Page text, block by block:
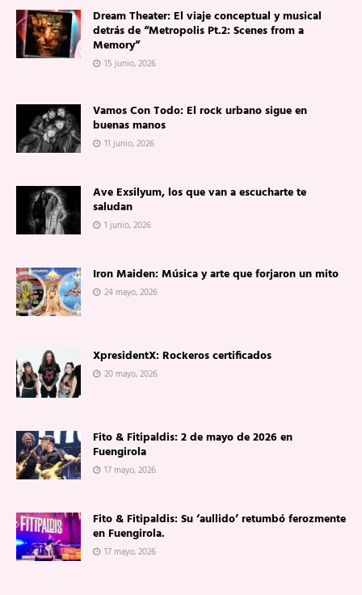
Dream Theater: El viaje conceptual y musical
detrás de “Metropolis Pt.2: Scenes from a
Memory”
15 junio, 2026
Vamos Con Todo: El rock urbano sigue en
buenas manos
11 junio, 2026
Ave Exsilyum, los que van a escucharte te
saludan
1 junio, 2026
Iron Maiden: Música y arte que forjaron un mito
24 mayo, 2026
XpresidentX: Rockeros certificados
20 mayo, 2026
Fito & Fitipaldis: 2 de mayo de 2026 en
Fuengirola
17 mayo, 2026
Fito & Fitipaldis: Su ‘aullido’ retumbó ferozmente
en Fuengirola.
17 mayo, 2026